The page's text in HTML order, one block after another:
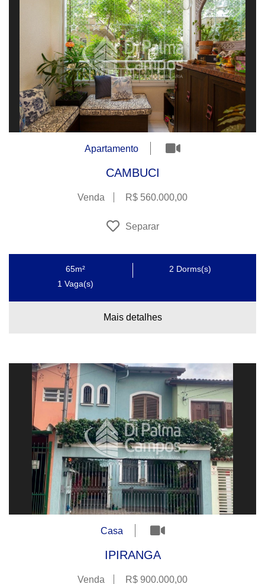
Apartamento
CAMBUCI
Venda R$ 560.000,00
Separar
65m² 2 Dorms(s)
1Vaga(s)
Mais detalhes
Casa
IPIRANGA
Venda R$ 900.000,00